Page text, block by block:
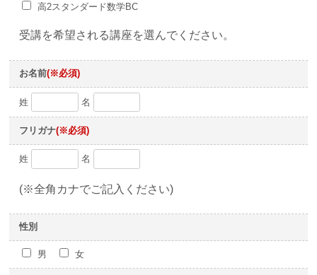
高2スタンダード数学BC
受講を希望される講座を選んでください。
お名前(※必須)
姓 名
フリガナ(※必須)
姓 名
(※全角カナでご記入ください)
性別
男 女